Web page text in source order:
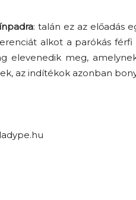
: talán ez az előadás
alkot a parókás
elevenedik meg,
az indítékok azonban